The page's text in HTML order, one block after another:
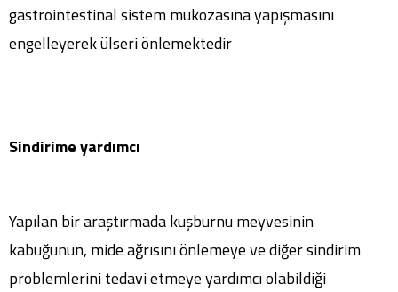
gastrointestinal sistem mukozasına yapışmasını
engelleyerek ülseri önlemektedir
Sindirime yardımcı
Yapılan bir araştırmada kuşburnu meyvesinin
kabuğunun, mide ağrısını önlemeye ve diğer sindirim
problemlerini tedavi etmeye yardımcı olabildiği